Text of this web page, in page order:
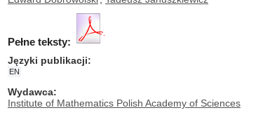
Pełne teksty:
Języki publikacji
EN
Wydawca
Institute of Mathematics Polish Academy of Sciences